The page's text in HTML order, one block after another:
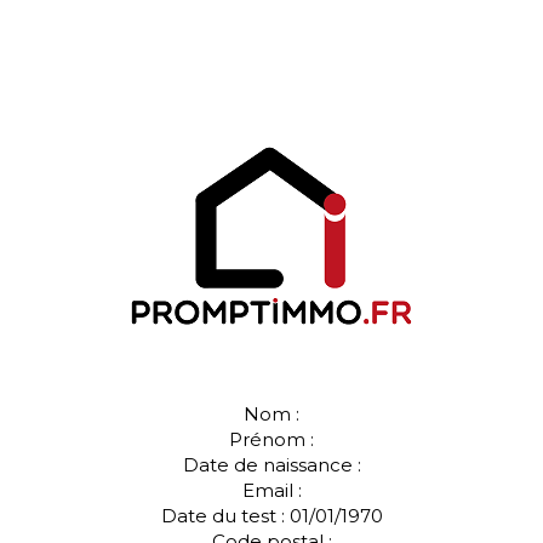
Nom :
Prénom :
Date de naissance :
Email :
Date du test : 01/01/1970